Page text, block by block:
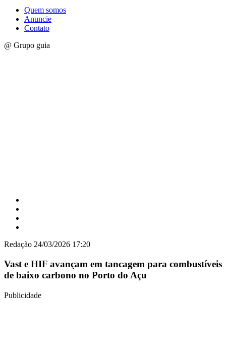
Quem somos
Anuncie
Contato
@ Grupo guia
Redação 24/03/2026 17:20
Vast e HIF avançam em tancagem para combustíveis
de baixo carbono no Porto do Açu
Publicidade